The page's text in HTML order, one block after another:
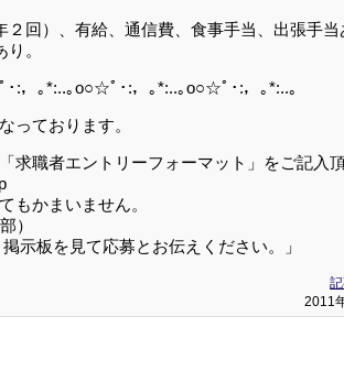
回）、有給、通信費、食事手当、出張手当
。
:，｡*:..｡o○☆ﾟ･:，｡*:..｡o○☆ﾟ･:，｡*:..｡
っております。
求職者エントリーフォーマット」をご記入
もかまいません。
）
示板を見て応募とお伝えください。」
2011